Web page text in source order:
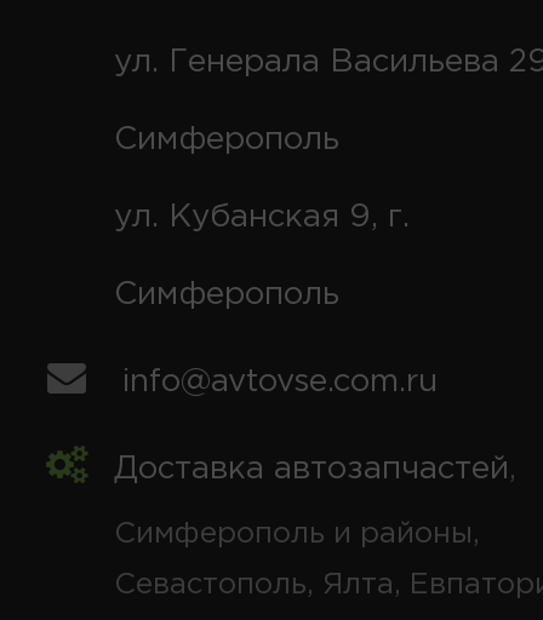
ул. Генерала Васильева
Симферополь
ул. Кубанская 9, г.
Симферополь
info@avtovse.com.ru
Доставка автозапчастей,
Симферополь и районы,
Севастополь, Ялта,